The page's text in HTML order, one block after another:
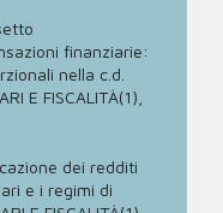
finanziarie:
nella c.d.
E FISCALITÀ(1),
dei redditi
e i regimi di